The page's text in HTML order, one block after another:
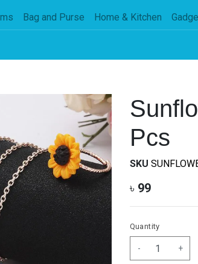
Bag and Purse Home & Kitchen
Pcs
SKU
৳ 99
Quantity
- +